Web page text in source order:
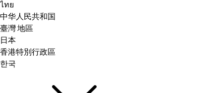
ไทย
中华人民共和国
臺灣 地區
日本
香港特別行政區
한국